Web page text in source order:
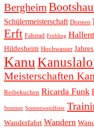
Bergheim
Schülermeisterschaft Dorsten
Erft Fahrrad Frühling
Hildesheim Hochwasser
Kanu
Meisterschaften
Reibekuchen Ricarda Funk
Sommer Sonnenwendfeier
Wanderfahrt Wandern